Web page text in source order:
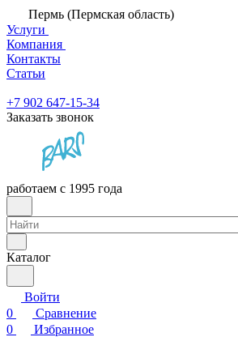
Пермь (Пермская область)
Услуги
Компания
Контакты
Статьи
+7 902 647-15-34
Заказать звонок
работаем с 1995 года
Каталог
Войти
0
Сравнение
0
Избранное